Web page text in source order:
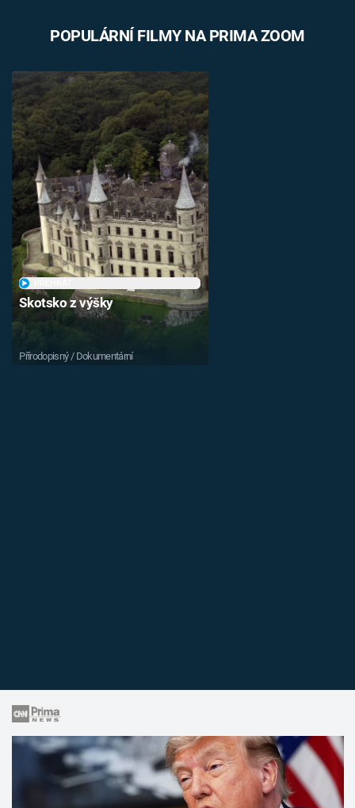
POPULÁRNÍ FILMY NA PRIMA ZOOM
Skotsko z výšky
Přírodopisný / Dokumentární